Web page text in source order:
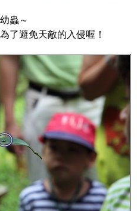
蟲～
了避免天敵的入侵喔！